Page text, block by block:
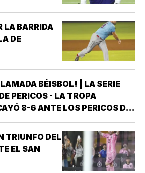
LA BARRIDA
DE
BÉISBOL! | LA SERIE
PERICOS - LA TROPA
8-6 ANTE LOS PERICOS DE
JUEGO DE LA ÚLTIMA
REGULAR EN EL
SERDÁN, CON LO QUE LOS
TRIUNFO DEL
EL SAN